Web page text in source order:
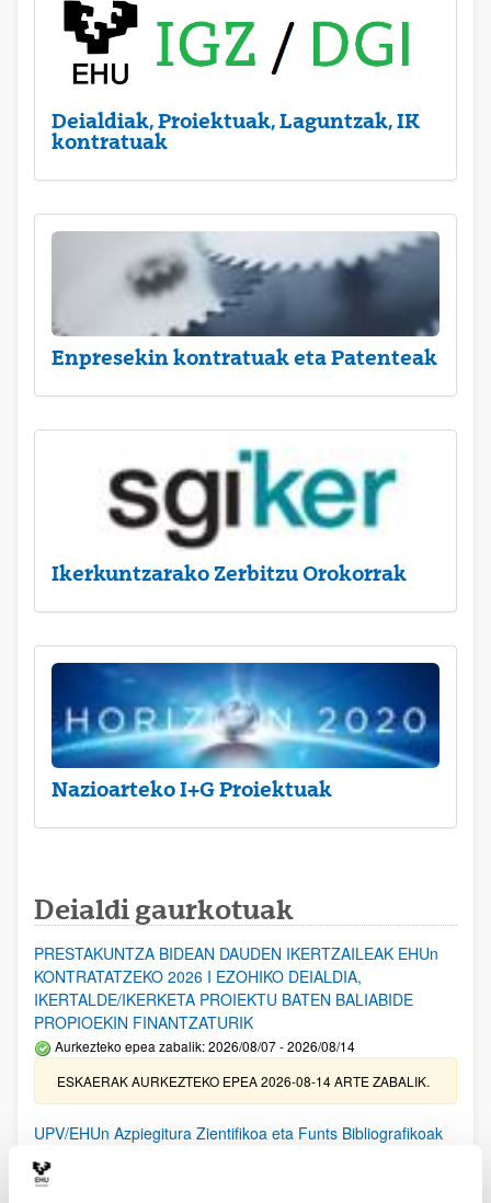
Deialdiak, Proiektuak, Laguntzak, IK
kontratuak
Enpresekin kontratuak eta Patenteak
Ikerkuntzarako Zerbitzu Orokorrak
Nazioarteko I+G Proiektuak
Deialdi gaurkotuak
PRESTAKUNTZA BIDEAN DAUDEN IKERTZAILEAK EHUn
KONTRATATZEKO 2026 I EZOHIKO DEIALDIA,
IKERTALDE/IKERKETA PROIEKTU BATEN BALIABIDE
PROPIOEKIN FINANTZATURIK
Aurkezteko epea zabalik: 2026/08/07 - 2026/08/14
ESKAERAK AURKEZTEKO EPEA 2026-08-14 ARTE ZABALIK.
UPV/EHUn Azpiegitura Zientifikoa eta Funts Bibliografikoak